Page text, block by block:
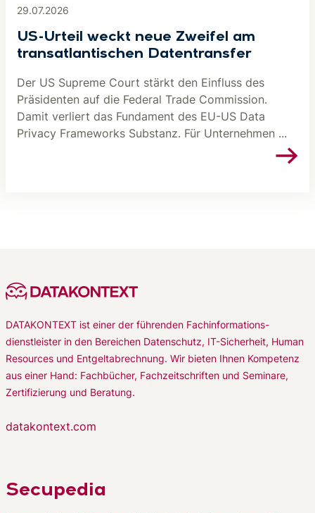
29.07.2026
US-Urteil weckt neue Zweifel am
transatlantischen Datentransfer
Der US Supreme Court stärkt den Einfluss des
Präsidenten auf die Federal Trade Commission.
Damit verliert das Fundament des EU-US Data
Privacy Frameworks Substanz. Für Unternehmen ...
DATAKONTEXT ist einer der führenden Fachinformations-
dienstleister in den Bereichen Datenschutz, IT-Sicherheit, Human
Resources und Entgeltabrechnung. Wir bieten Ihnen Kompetenz
aus einer Hand: Fachbücher, Fachzeitschriften und Seminare,
Zertifizierung und Beratung.
datakontext.com
Secupedia